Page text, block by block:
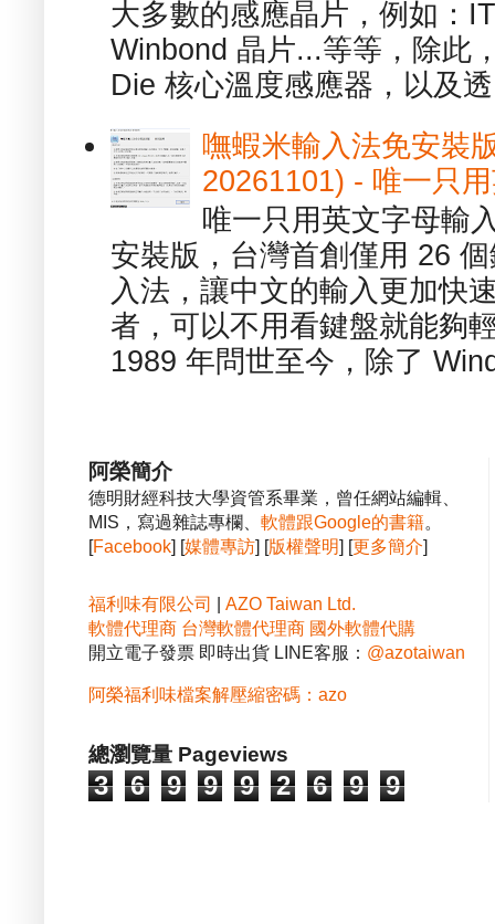
大多數的感應晶片，例如：
Winbond 晶片...等等，除此
Die 核心溫度感應器，以及
嘸蝦米輸入法免安裝
20261101) - 唯一只
唯一只用英文字母輸
安裝版，台灣首創僅用 26
入法，讓中文的輸入更加快
者，可以不用看鍵盤就能夠
1989 年問世至今，除了
阿榮簡介
德明財經科技大學資管系畢業，曾任網站編輯、
MIS，寫過雜誌專欄、 軟體跟Google的書籍。
[Facebook] [媒體專訪] [版權聲明] [更多簡介]
福利味有限公司
AZO Taiwan Ltd.
軟體代理商 台灣軟體代理商 國外軟體代購
開立電子發票 即時出貨 LINE客服： @azotaiwan
阿榮福利味檔案解壓縮密碼：azo
總瀏覽量 Pageviews
3 6 9 9 9 2 6 9 9